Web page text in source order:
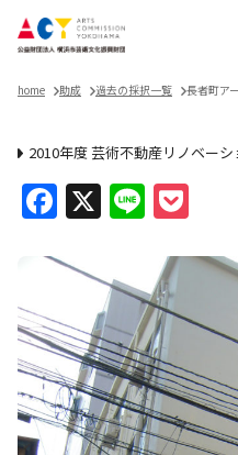
home 助成 過去の採択一覧 長者町ア
2010年度 芸術不動産リノベー
Facebook
X Line